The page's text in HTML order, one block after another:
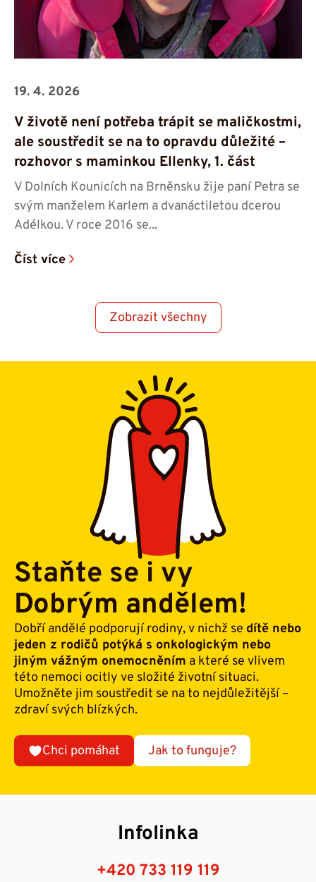
19. 4. 2026
V životě není potřeba trápit se maličkostmi,
ale soustředit se na to opravdu důležité –
rozhovor s maminkou Ellenky, 1. část
V Dolních Kounicích na Brněnsku žije paní Petra se
svým manželem Karlem a dvanáctiletou dcerou
Adélkou. V roce 2016 se...
Číst více
Zobrazit všechny
Staňte se i vy
Dobrým andělem!
Dobří andělé podporují rodiny, v nichž se dítě nebo
jeden z rodičů potýká s onkologickým nebo
jiným vážným onemocněním a které se vlivem
této nemoci ocitly ve složité životní situaci.
Umožněte jim soustředit se na to nejdůležitější –
zdraví svých blízkých.
Chci pomáhat Jak to funguje?
Infolinka
+420 733 119 119